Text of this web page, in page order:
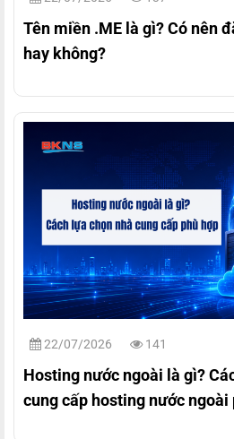
Tên miền .ME là gì? Có nên
hay không?
22/07/2026 141
Hosting nước ngoài là gì?
cung cấp hosting nước ngoài